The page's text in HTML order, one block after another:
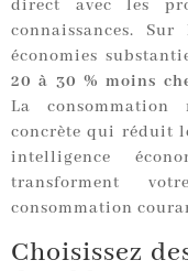
direct avec les
connaissances.
économies
20 à 30 % moins
La consommation
concrète qui réduit
intelligence
transforment
consommation
Choisissez